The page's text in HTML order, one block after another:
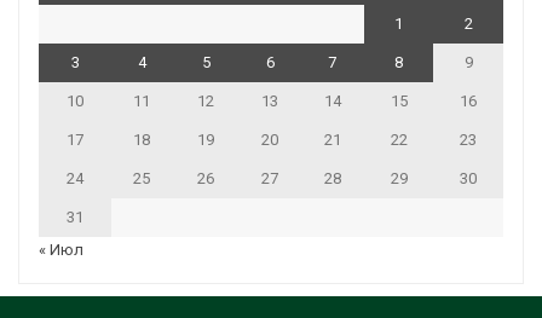
1 2
3 4 5 6 7 8 9
10 11 12 13 14 15 16
17 18 19 20 21 22 23
24 25 26 27 28 29 30
31
« Июл